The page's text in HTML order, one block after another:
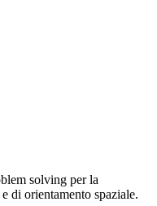
solving per la
di orientamento spaziale.